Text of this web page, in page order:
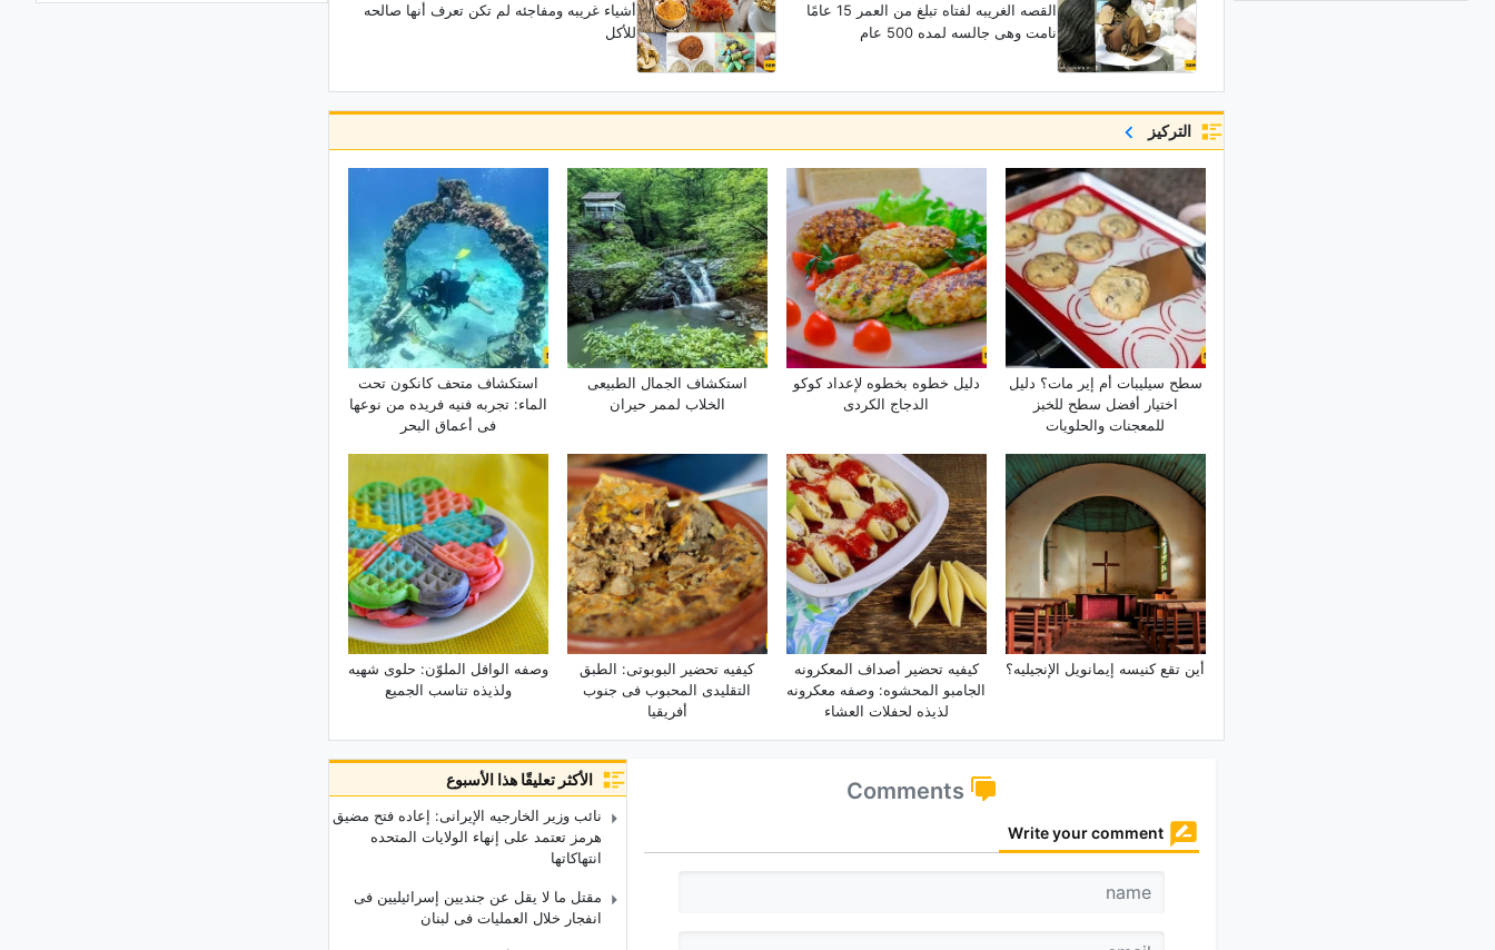
القصه الغریبه لفتاه تبلغ من العمر 15 عامًا
نامت وهی جالسه لمده 500 عام
أشیاء غریبه ومفاجئه لم تکن تعرف أنها صالحه
للأکل
التركيز
سطح سیلیبات أم إیر مات؟ دلیل
اختیار أفضل سطح للخبز
للمعجنات والحلویات
دلیل خطوه بخطوه لإعداد کوکو
الدجاج الکردی
استکشاف الجمال الطبیعی
الخلاب لممر حیران
استکشاف متحف کانکون تحت
الماء: تجربه فنیه فریده من نوعها
فی أعماق البحر
أین تقع کنیسه إیمانویل الإنجیلیه؟
کیفیه تحضیر أصداف المعکرونه
الجامبو المحشوه: وصفه معکرونه
لذیذه لحفلات العشاء
کیفیه تحضیر البوبوتی: الطبق
التقلیدی المحبوب فی جنوب
أفریقیا
وصفه الوافل الملوّن: حلوى شهیه
ولذیذه تناسب الجمیع
Write your comment
الأكثر تعليقًا هذا الأسبوع
نائب وزیر الخارجیه الإیرانی: إعاده فتح مضیق
هرمز تعتمد على إنهاء الولایات المتحده
انتهاکاتها
مقتل ما لا یقل عن جندیین إسرائیلیین فی
انفجار خلال العملیات فی لبنان